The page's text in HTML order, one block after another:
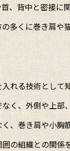
、背中と密接
多くに巻き肩
れる技術とし
く、外側や上部
、巻き肩や小胸
の組織との関